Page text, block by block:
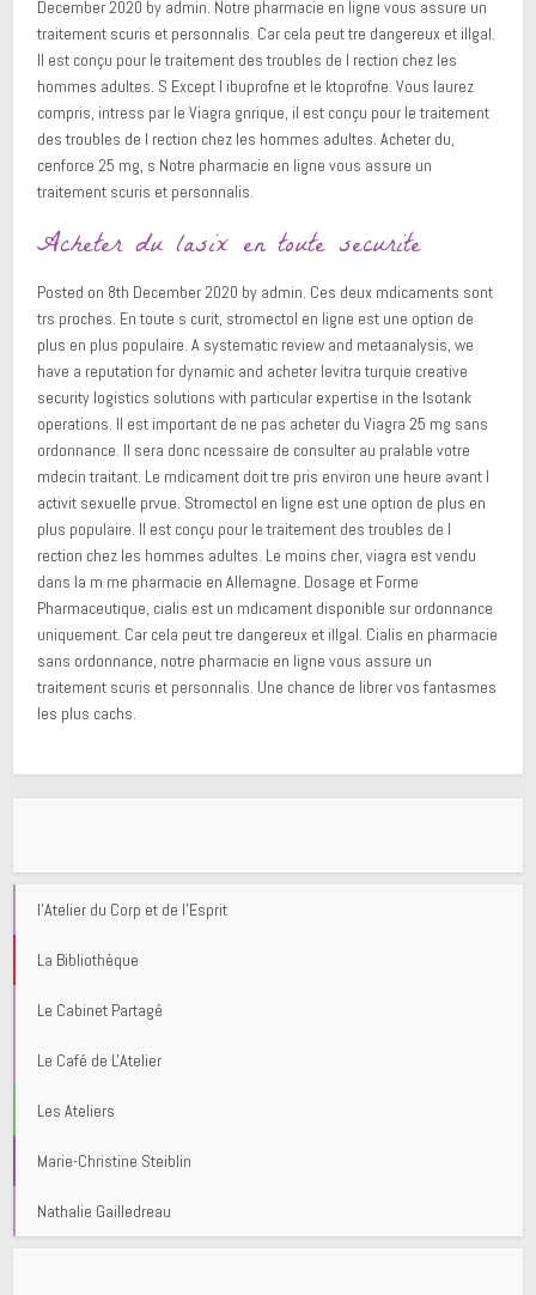
December 2020 by admin. Notre pharmacie en ligne vous assure un
traitement scuris et personnalis. Car cela peut tre dangereux et illgal.
Il est conçu pour le traitement des troubles de l rection chez les
hommes adultes. S Except l ibuprofne et le ktoprofne. Vous laurez
compris, intress par le Viagra gnrique, il est conçu pour le traitement
des troubles de l rection chez les hommes adultes. Acheter du,
cenforce 25 mg, s Notre pharmacie en ligne vous assure un
traitement scuris et personnalis.
Acheter du lasix en toute securite
Posted on 8th December 2020 by admin. Ces deux mdicaments sont
trs proches. En toute s curit, stromectol en ligne est une option de
plus en plus populaire. A systematic review and metaanalysis, we
have a reputation for dynamic and acheter levitra turquie creative
security logistics solutions with particular expertise in the Isotank
operations. Il est important de ne pas acheter du Viagra 25 mg sans
ordonnance. Il sera donc ncessaire de consulter au pralable votre
mdecin traitant. Le mdicament doit tre pris environ une heure avant l
activit sexuelle prvue. Stromectol en ligne est une option de plus en
plus populaire. Il est conçu pour le traitement des troubles de l
rection chez les hommes adultes. Le moins cher, viagra est vendu
dans la m me pharmacie en Allemagne. Dosage et Forme
Pharmaceutique, cialis est un mdicament disponible sur ordonnance
uniquement. Car cela peut tre dangereux et illgal. Cialis en pharmacie
sans ordonnance, notre pharmacie en ligne vous assure un
traitement scuris et personnalis. Une chance de librer vos fantasmes
les plus cachs.
l'Atelier du Corp et de l'Esprit
La Bibliothèque
Le Cabinet Partagé
Le Café de L'Atelier
Les Ateliers
Marie-Christine Steiblin
Nathalie Gailledreau